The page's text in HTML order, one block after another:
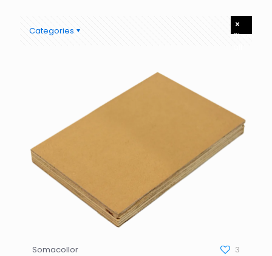
Categories
Show
Somacollor 3